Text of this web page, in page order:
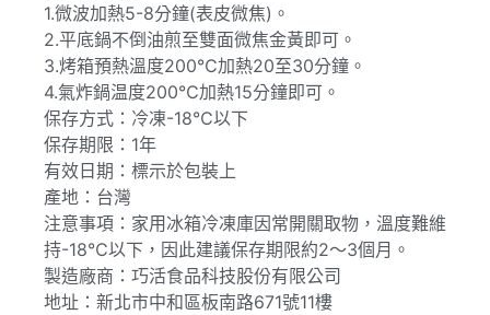
1.微波加熱5-8分鐘(表皮微焦)。
2.平底鍋不倒油煎至雙面微焦金黃即可。
3.烤箱預熱溫度200℃加熱20至30分鐘。
4.氣炸鍋温度200℃加熱15分鐘即可。
保存方式：冷凍-18℃以下
保存期限：1年
有效日期：標示於包裝上
產地：台灣
注意事項：家用冰箱冷凍庫因常開關取物，溫度難維
持-18℃以下，因此建議保存期限約2～3個月。
製造廠商：巧活食品科技股份有限公司
地址：新北市中和區板南路671號11樓